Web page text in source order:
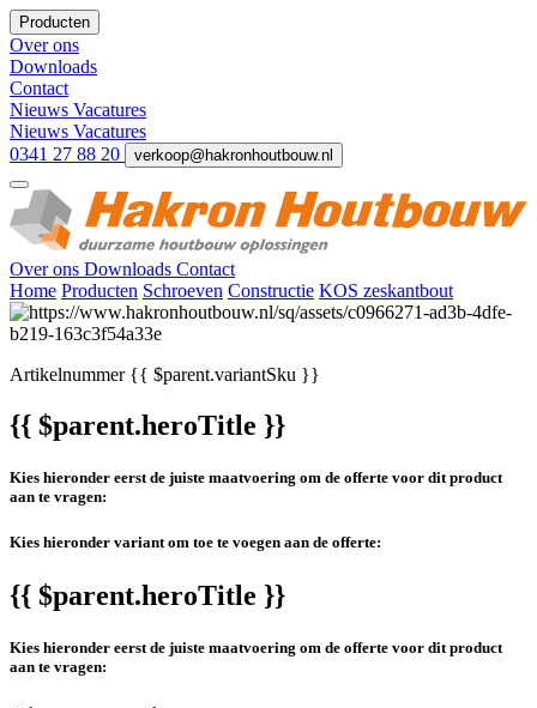
Producten
Over ons
Downloads
Contact
Nieuws Vacatures
Nieuws Vacatures
0341 27 88 20
verkoop@hakronhoutbouw.nl
Over ons Downloads Contact
Home Producten Schroeven Constructie KOS zeskantbout
Artikelnummer{{ $parent.variantSku }}
{{ $parent.heroTitle }}
Kies hieronder eerst de juiste maatvoering om de offerte voor dit product
aan te vragen:
Kies hieronder variant om toe te voegen aan de offerte:
{{ $parent.heroTitle }}
Kies hieronder eerst de juiste maatvoering om de offerte voor dit product
aan te vragen: